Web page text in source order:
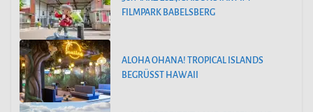
FILMPARK BABELSBERG
ALOHA OHANA! TROPICAL ISLANDS
BEGRÜSST HAWAII